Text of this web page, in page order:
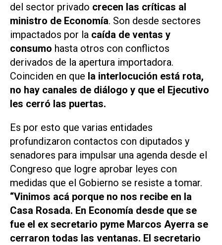
del sector privado crecen las críticas al
ministro de Economía. Son desde sectores
impactados por la caída de ventas y
consumo hasta otros con conflictos
derivados de la apertura importadora.
Coinciden en que la interlocución está rota,
no hay canales de diálogo y que el Ejecutivo
les cerró las puertas.
Es por esto que varias entidades
profundizaron contactos con diputados y
senadores para impulsar una agenda desde el
Congreso que logre aprobar leyes con
medidas que el Gobierno se resiste a tomar.
“Vinimos acá porque no nos recibe en la
Casa Rosada. En Economía desde que se
fue el ex secretario pyme Marcos Ayerra se
cerraron todas las ventanas. El secretario